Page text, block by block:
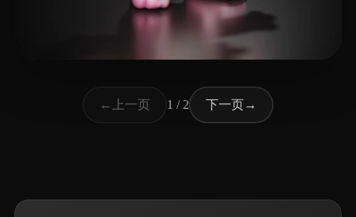
←
上一页 1 / 2 下一页→